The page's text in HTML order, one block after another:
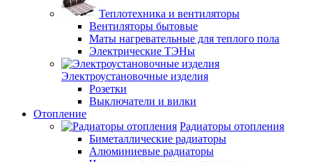
Теплотехника и вентиляторы
Вентиляторы бытовые
Маты нагревательные для теплого пола
Электрические ТЭНы
Электроустановочные изделия
Розетки
Выключатели и вилки
Отопление
Радиаторы отопления
Биметаллические радиаторы
Алюминиевые радиаторы